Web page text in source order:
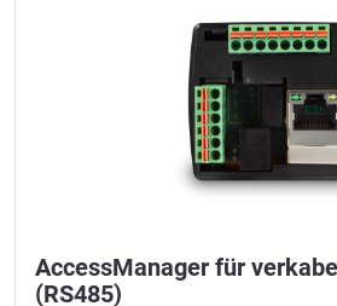
AccessManager für
(RS485)